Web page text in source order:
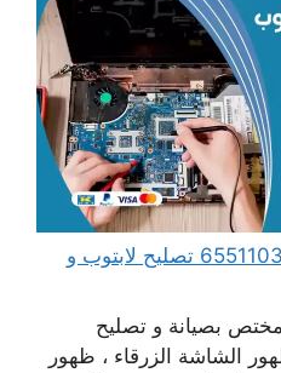
مهندس كمبيوتر الصليبية 65511033 تصليح لابتوب و
بصيانة و تصليح
الشاشة الزرقاء ، ظهور